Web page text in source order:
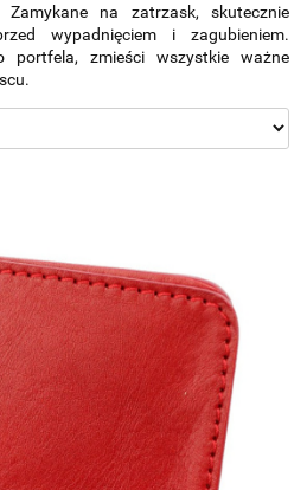
Zamykane na zatrzask, skutecznie
wypadnięciem i zagubieniem.
portfela, zmieści wszystkie ważne